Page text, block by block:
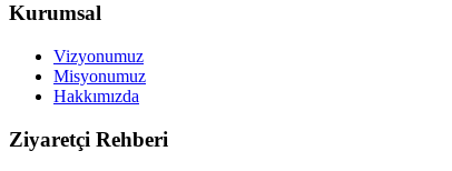
Kurumsal
Vizyonumuz
Misyonumuz
Hakkımızda
Ziyaretçi Rehberi